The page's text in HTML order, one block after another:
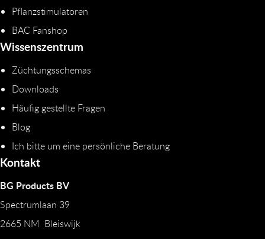
Pflanzstimulatoren
BAC Fanshop
Wissenszentrum
Züchtungsschemas
Downloads
Häufig gestellte Fragen
Blog
Ich bitte um eine persönliche Beratung
Kontakt
BG Products BV
Spectrumlaan 39
2665 NM Bleiswijk